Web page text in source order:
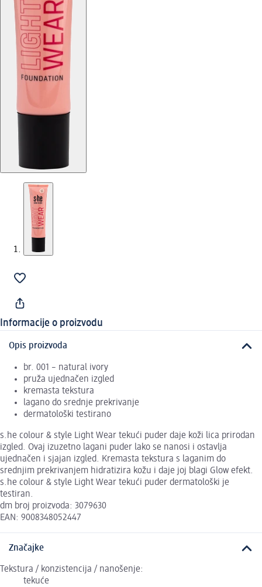
Informacije o proizvodu
Opis proizvoda
br. 001 – natural ivory
pruža ujednačen izgled
kremasta tekstura
lagano do srednje prekrivanje
dermatološki testirano
s.he colour & style Light Wear tekući puder daje koži lica prirodan
izgled. Ovaj izuzetno lagani puder lako se nanosi i ostavlja
ujednačen i sjajan izgled. Kremasta tekstura s laganim do
srednjim prekrivanjem hidratizira kožu i daje joj blagi Glow efekt.
s.he colour & style Light Wear tekući puder dermatološki je
testiran.
dm broj proizvoda: 3079630
EAN: 9008348052447
Značajke
Tekstura / konzistencija / nanošenje:
tekuće